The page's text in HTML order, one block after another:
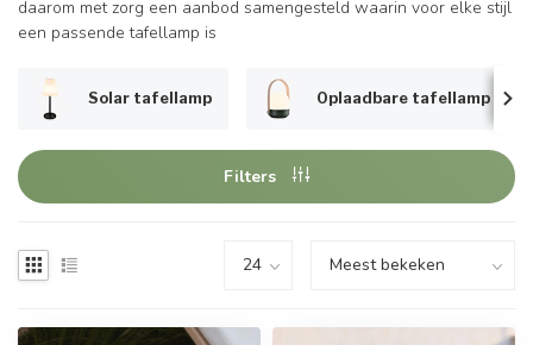
daarom met zorg een aanbod samengesteld waarin voor elke stijl
een passende tafellamp is
Solar tafellamp Oplaadbare tafellamp
Filters